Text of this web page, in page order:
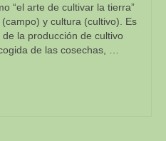
“el arte de cultivar la tierra”
y cultura (cultivo). Es
la producción de cultivo
de las cosechas, …